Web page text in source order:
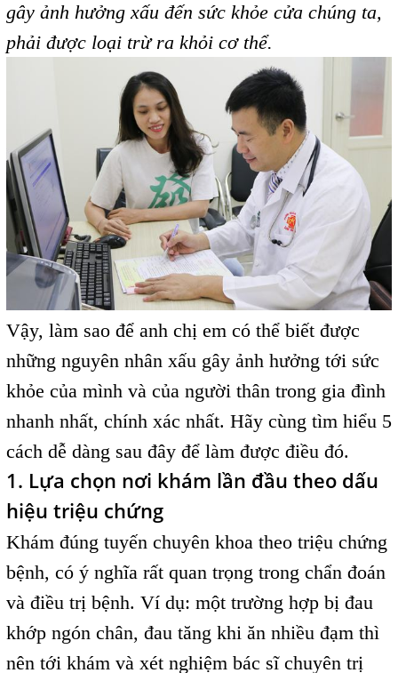
gây ảnh hưởng xấu đến sức khỏe cửa chúng ta,
phải được loại trừ ra khỏi cơ thể.
Vậy, làm sao để anh chị em có thể biết được
những nguyên nhân xấu gây ảnh hưởng tới sức
khỏe của mình và của người thân trong gia đình
nhanh nhất, chính xác nhất. Hãy cùng tìm hiểu 5
cách dễ dàng sau đây để làm được điều đó.
1. Lựa chọn nơi khám lần đầu theo dấu
hiệu triệu chứng
Khám đúng tuyến chuyên khoa theo triệu chứng
bệnh, có ý nghĩa rất quan trọng trong chẩn đoán
và điều trị bệnh. Ví dụ: một trường hợp bị đau
khớp ngón chân, đau tăng khi ăn nhiều đạm thì
nên tới khám và xét nghiệm bác sĩ chuyên trị